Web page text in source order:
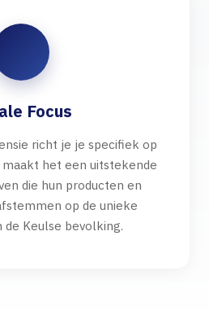
Focus
richt je je specifiek op
het een uitstekende
die hun producten en
op de unieke
Keulse bevolking.